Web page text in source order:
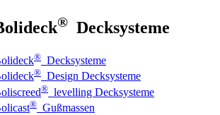
® Decksysteme
® Decksysteme
® Design Decksysteme
® levelling Decksysteme
® Gußmassen